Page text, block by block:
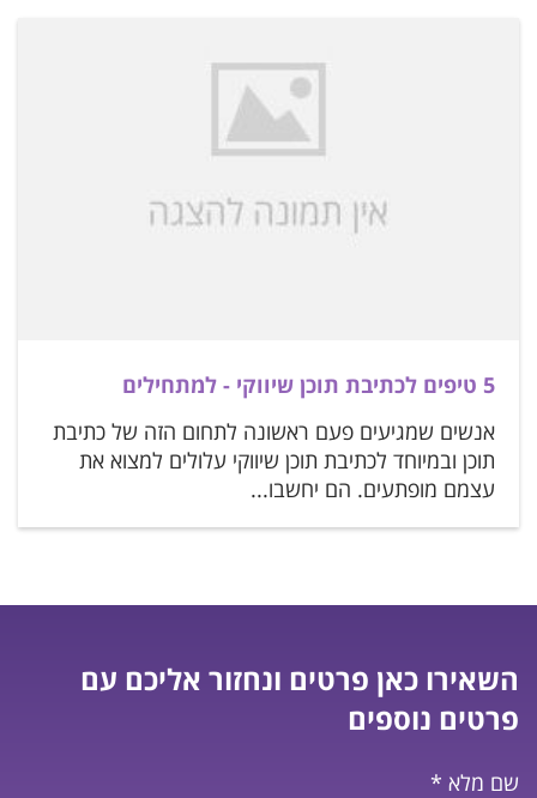
5 טיפים לכתיבת תוכן שיווקי - למתחילים
אנשים שמגיעים פעם ראשונה לתחום הזה של כתיבת
תוכן ובמיוחד לכתיבת תוכן שיווקי עלולים למצוא את
עצמם מופתעים. הם יחשבו...
השאירו כאן פרטים ונחזור אליכם עם
פרטים נוספים
שם מלא *